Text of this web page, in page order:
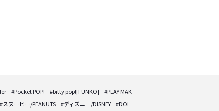
#Pocket POP! #bitty pop![FUNKO]
#PLAY MAK
#スヌーピー/PEANUTS #ディズニー/DISNEY #DOL